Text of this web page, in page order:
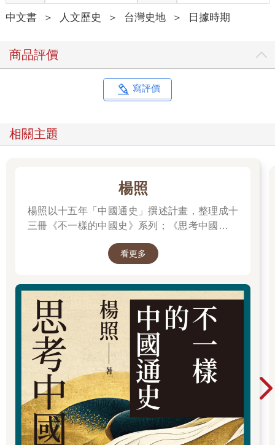
降，去看看吧！」就穿著木屐匆匆趕往現場。
東門市場前面是柊牧場❸，牧場再過去是台北刑務所的大片農作
伏或移動中。
轟鳴聲在我後方響起。回頭往上一看，打從心底嚇了一大跳。四
飛機低飛掠過，四周瞬間變成一片黑暗。原來這就是Ｂ－２９。
這種大到離譜的轟炸機一次來個幾百架，日本的城市不轉眼化為
五月三十一日的大空襲❹，一天就把台北炸得七零八落。那次是
四百多架團結飛機公司的Ｂ－２４，和現在這個Ｂ－２９比起
只要落在鐵絲網附近，我應該可以翻過柵欄去拿；念頭才剛閃
過，下一台飛機又低飛過來，就在我的正上方打開了機腹。降落
傘立刻張開，大木箱發出聲音掉落下來。危險！
一陣毛骨悚然，我拚命跑了起來。木箱撞到柵欄，發出巨大聲
靠近過來。不得已，保命要緊，只好退避離開。
投下的物資大概是巧克力或威化餅之類的航空糧食，不過都是美
嚥。我懷抱著類似伊索寓言裡的狐狸的心態，離開了危險的柊牧
想想也真是不可思議。明明在山裡已經作過必死的覺悟，但是當
抬頭看到木箱朝著自己落下時，還是感受到死亡的恐怖。要說是
生物的本能也沒錯，但是，人類的覺悟，好像只要環境一改變，
就會消失得無影無蹤。
死亡啊，再見。對於死亡的意識，我也要說再見了。
❶ 東門町，今徐州路、信義路二段、仁愛路一段附近。日治時
期，此地居民多為日本人。
中文書 ＞ 人文歷史 ＞ 台灣史地 ＞ 日據時期
商品評價
寫評價
相關主題
楊照
楊照以十五年「中國通史」撰述計畫，整理成十
三冊《不一樣的中國史》系列；《思考中國：不
用一本書的篇幅，快速掌握歷史的動態變化與因
看更多